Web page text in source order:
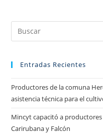
Entradas Recientes
Productores de la comuna
asistencia técnica para el
Mincyt capacitó a
Carirubana y Falcón